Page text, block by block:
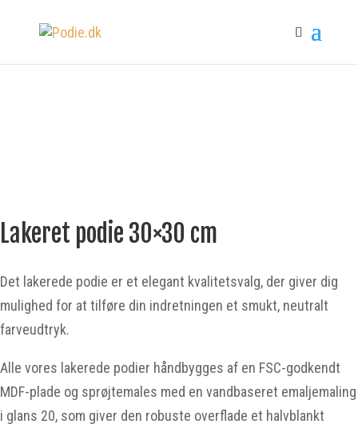
Lakeret podie 30×30 cm
Det lakerede podie er et elegant kvalitetsvalg, der giver dig
mulighed for at tilføre din indretningen et smukt, neutralt
farveudtryk.
Alle vores lakerede podier håndbygges af en FSC-godkendt
MDF-plade og sprøjtemales med en vandbaseret emaljemaling
i glans 20, som giver den robuste overflade et halvblankt